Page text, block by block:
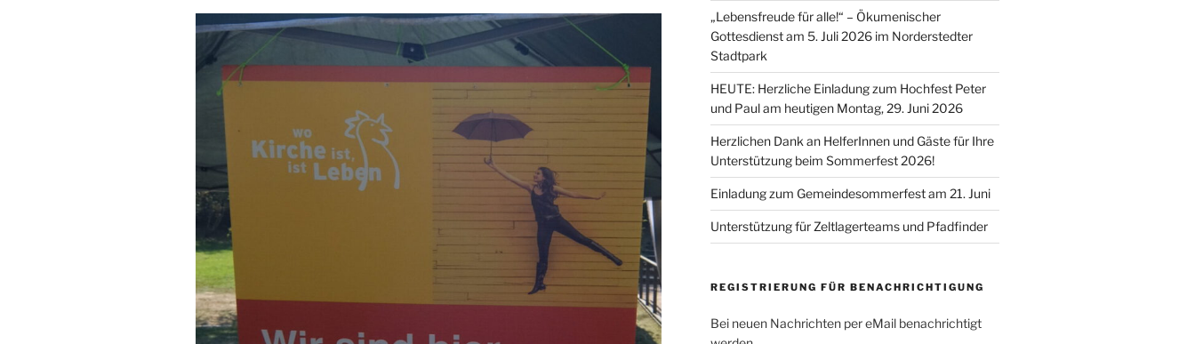
„Lebensfreude für alle!“ – Ökumenischer
Gottesdienst am 5. Juli 2026 im Norderstedter
Stadtpark
HEUTE: Herzliche Einladung zum Hochfest Peter
und Paul am heutigen Montag, 29. Juni 2026
Herzlichen Dank an HelferInnen und Gäste für Ihre
Unterstützung beim Sommerfest 2026!
Einladung zum Gemeindesommerfest am 21. Juni
Unterstützung für Zeltlagerteams und Pfadfinder
REGISTRIERUNG FÜR BENACHRICHTIGUNG
Bei neuen Nachrichten per eMail benachrichtigt